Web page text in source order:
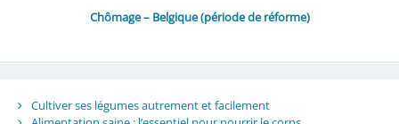
Chômage – Belgique (période de réforme)
Cultiver ses légumes autrement et facilement